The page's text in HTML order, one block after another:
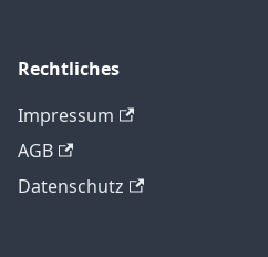
Rechtliches
Impressum
AGB
Datenschutz